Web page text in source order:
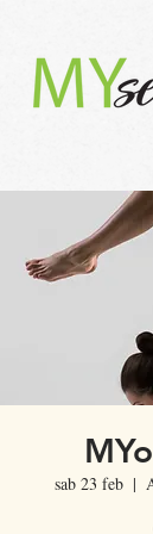
sab 23 feb
  |